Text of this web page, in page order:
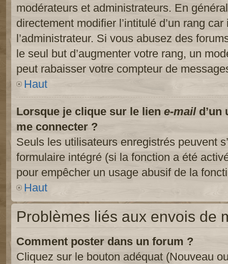
modérateurs et administrateurs. En
directement modifier l’intitulé d’un rang
l’administrateur. Si vous abusez des
le seul but d’augmenter votre rang, un
peut rabaisser votre compteur de
Haut
Lorsque je clique sur le lien e-maild’un
me connecter ?
Seuls les utilisateurs enregistrés peuvent
formulaire intégré (si la fonction a été
pour empêcher un usage abusif de la
Haut
Problèmes liés aux envois de
Comment poster dans un forum ?
Cliquez sur le bouton adéquat (Nouveau